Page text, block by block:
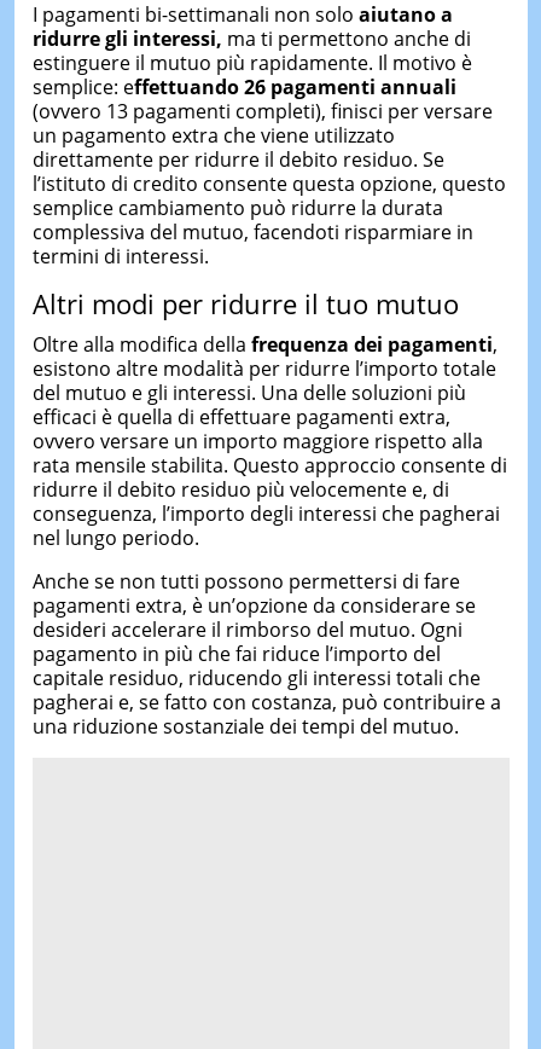
I pagamenti bi-settimanali non solo aiutano a
ridurre gli interessi, ma ti permettono anche di
estinguere il mutuo più rapidamente. Il motivo è
semplice: effettuando 26 pagamenti annuali
(ovvero 13 pagamenti completi), finisci per versare
un pagamento extra che viene utilizzato
direttamente per ridurre il debito residuo. Se
l’istituto di credito consente questa opzione, questo
semplice cambiamento può ridurre la durata
complessiva del mutuo, facendoti risparmiare in
termini di interessi.
Altri modi per ridurre il tuo mutuo
Oltre alla modifica della frequenza dei pagamenti,
esistono altre modalità per ridurre l’importo totale
del mutuo e gli interessi. Una delle soluzioni più
efficaci è quella di effettuare pagamenti extra,
ovvero versare un importo maggiore rispetto alla
rata mensile stabilita. Questo approccio consente di
ridurre il debito residuo più velocemente e, di
conseguenza, l’importo degli interessi che pagherai
nel lungo periodo.
Anche se non tutti possono permettersi di fare
pagamenti extra, è un’opzione da considerare se
desideri accelerare il rimborso del mutuo. Ogni
pagamento in più che fai riduce l’importo del
capitale residuo, riducendo gli interessi totali che
pagherai e, se fatto con costanza, può contribuire a
una riduzione sostanziale dei tempi del mutuo.